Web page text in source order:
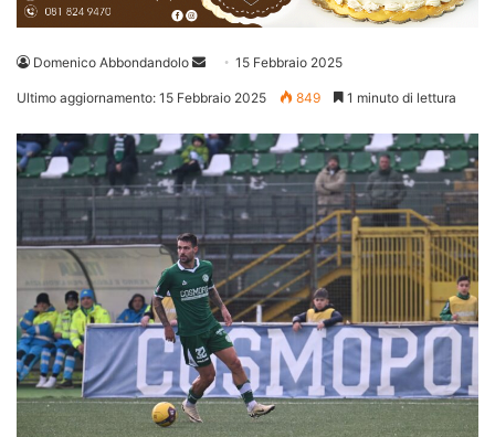
Domenico Abbondandolo
Invia 15 Febbraio 2025
Ultimo aggiornamento: 15 Febbraio 2025 849 1 minuto di lettura